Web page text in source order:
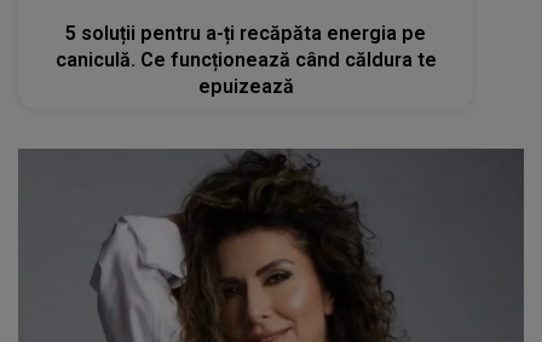
5 soluții pentru a-ți recăpăta energia pe
caniculă. Ce funcționează când căldura te
epuizează